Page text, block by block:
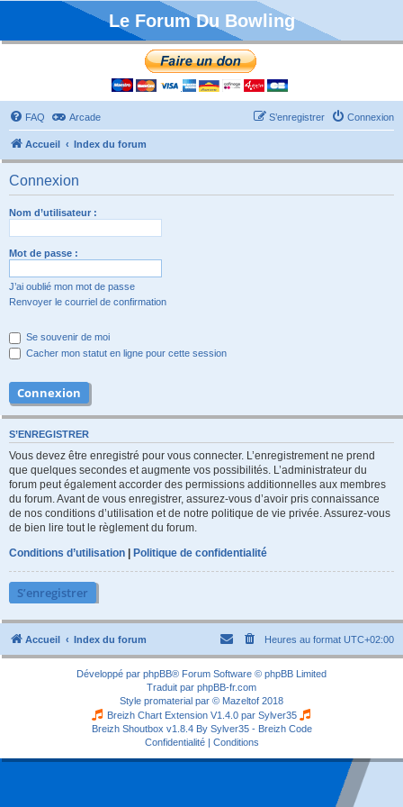
Le Forum Du Bowling
FAQ Arcade Connexion
S’enregistrer
Accueil Index du forum
Connexion
Nom d’utilisateur :
Mot de passe :
J’ai oublié mon mot de passe
Renvoyer le courriel de confirmation
Se souvenir de moi
Cacher mon statut en ligne pour cette session
S’ENREGISTRER
Vous devez être enregistré pour vous connecter. L’enregistrement ne prend
que quelques secondes et augmente vos possibilités. L’administrateur du
forum peut également accorder des permissions additionnelles aux membres
du forum. Avant de vous enregistrer, assurez-vous d’avoir pris connaissance
de nos conditions d’utilisation et de notre politique de vie privée. Assurez-vous
de bien lire tout le règlement du forum.
Conditions d’utilisation | Politique de confidentialité
S’enregistrer
Accueil Index du forum Heures au format UTC+02:00
Développé par phpBB® Forum Software © phpBB Limited
Traduit par phpBB-fr.com
Style promaterial par © Mazeltof 2018
Breizh Chart Extension V1.4.0 par Sylver35
Breizh Shoutbox v1.8.4 By Sylver35 - Breizh Code
Confidentialité| Conditions